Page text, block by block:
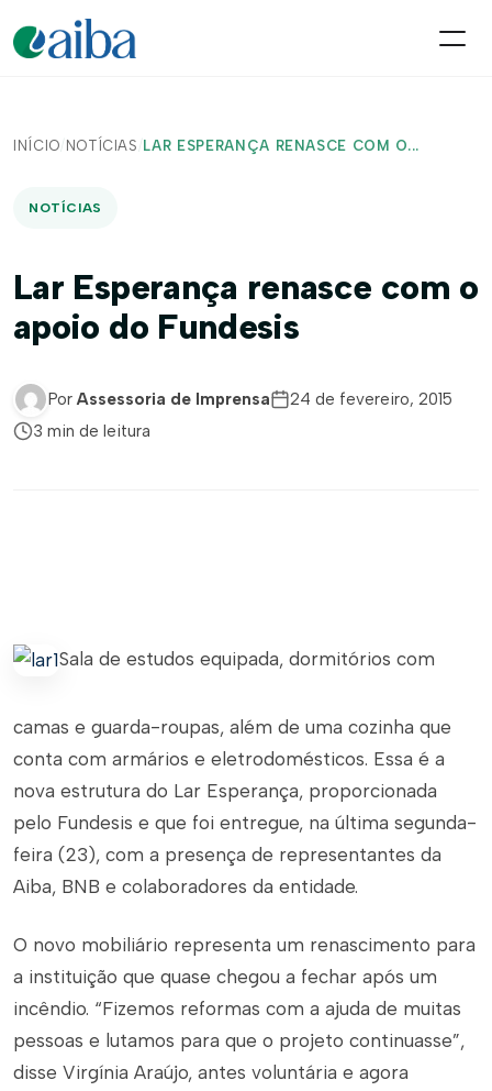
INÍCIO/ NOTÍCIAS / LAR ESPERANÇA RENASCE COM O...
NOTÍCIAS
Lar Esperança renasce com o
apoio do Fundesis
Por Assessoria de Imprensa
24 de fevereiro, 2015
3 min de leitura
Sala de estudos equipada, dormitórios com
camas e guarda-roupas, além de uma cozinha que
conta com armários e eletrodomésticos. Essa é a
nova estrutura do Lar Esperança, proporcionada
pelo Fundesis e que foi entregue, na última segunda-
feira (23), com a presença de representantes da
Aiba, BNB e colaboradores da entidade.
O novo mobiliário representa um renascimento para
a instituição que quase chegou a fechar após um
incêndio. “Fizemos reformas com a ajuda de muitas
pessoas e lutamos para que o projeto continuasse”,
disse Virgínia Araújo, antes voluntária e agora